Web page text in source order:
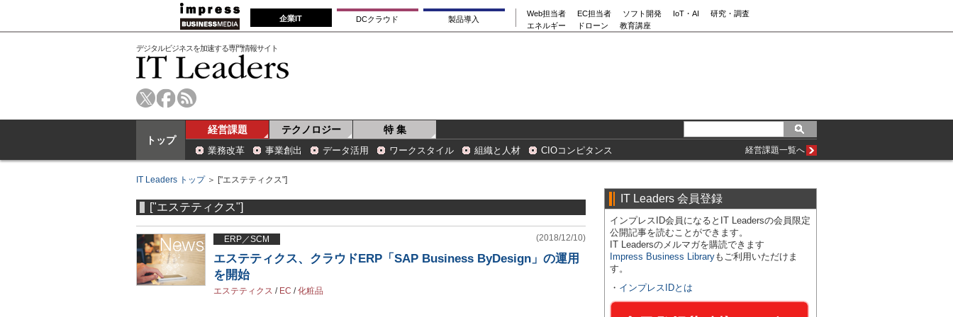
企業IT DCクラウド 製品導入
Web担当者 EC担当者 ソフト開発 IoT・AI
研究・調査
エネルギー
ドローン 教育講座
デジタルビジネスを加速する専門情報サイト
トップ
経営課題 テクノロジー 特 集
業務改革 事業創出 データ活用 ワークスタイル 組織と人材 CIOコンピタンス 経営課題一覧へ
IT Leaders トップ＞ ["エステティクス"]
["エステティクス"]
ERP／SCM (2018/12/10)
エステティクス、クラウドERP「SAP Business ByDesign」の運用
を開始
エステティクス / EC /化粧品
IT Leaders 会員登録
インプレスID会員になるとIT Leadersの会員限定
公開記事を読むことができます。
IT Leadersのメルマガを購読できます
Impress Business Libraryもご利用いただけま
す。
・ インプレスIDとは